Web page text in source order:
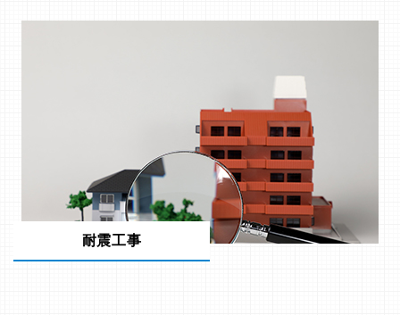
耐震工事